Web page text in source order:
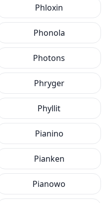
Phloxin
Phonola
Photons
Phryger
Phyllit
Pianino
Pianken
Pianowo